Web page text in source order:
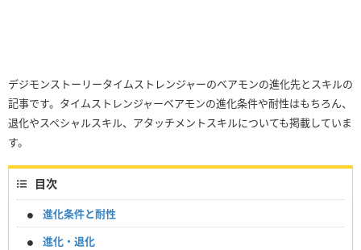
デジモンストーリータイムストレンジャーのベアモンの進化先とスキルの
記事です。タイムストレンジャーベアモンの進化条件や耐性はもちろん、
退化やスペシャルスキル、アタッチメントスキルについても掲載していま
す。
目次
進化条件と耐性
進化・退化